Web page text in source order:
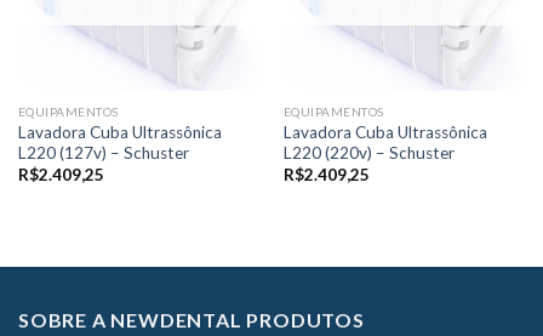
EQUIPAMENTOS
Lavadora Cuba Ultrassônica
L220 (127v) – Schuster
R$2.409,25
EQUIPAMENTOS
Lavadora Cuba Ultrassônica
L220 (220v) – Schuster
R$2.409,25
SOBRE A NEWDENTAL PRODUTOS